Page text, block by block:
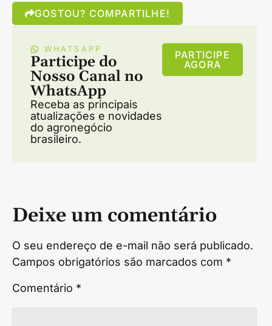
GOSTOU? COMPARTILHE!
WHATSAPP
Participe do
Nosso Canal no
WhatsApp
Receba as principais
atualizações e novidades
do agronegócio
brasileiro.
PARTICIPE
AGORA
Deixe um comentário
O seu endereço de e-mail não será publicado.
Campos obrigatórios são marcados com *
Comentário *